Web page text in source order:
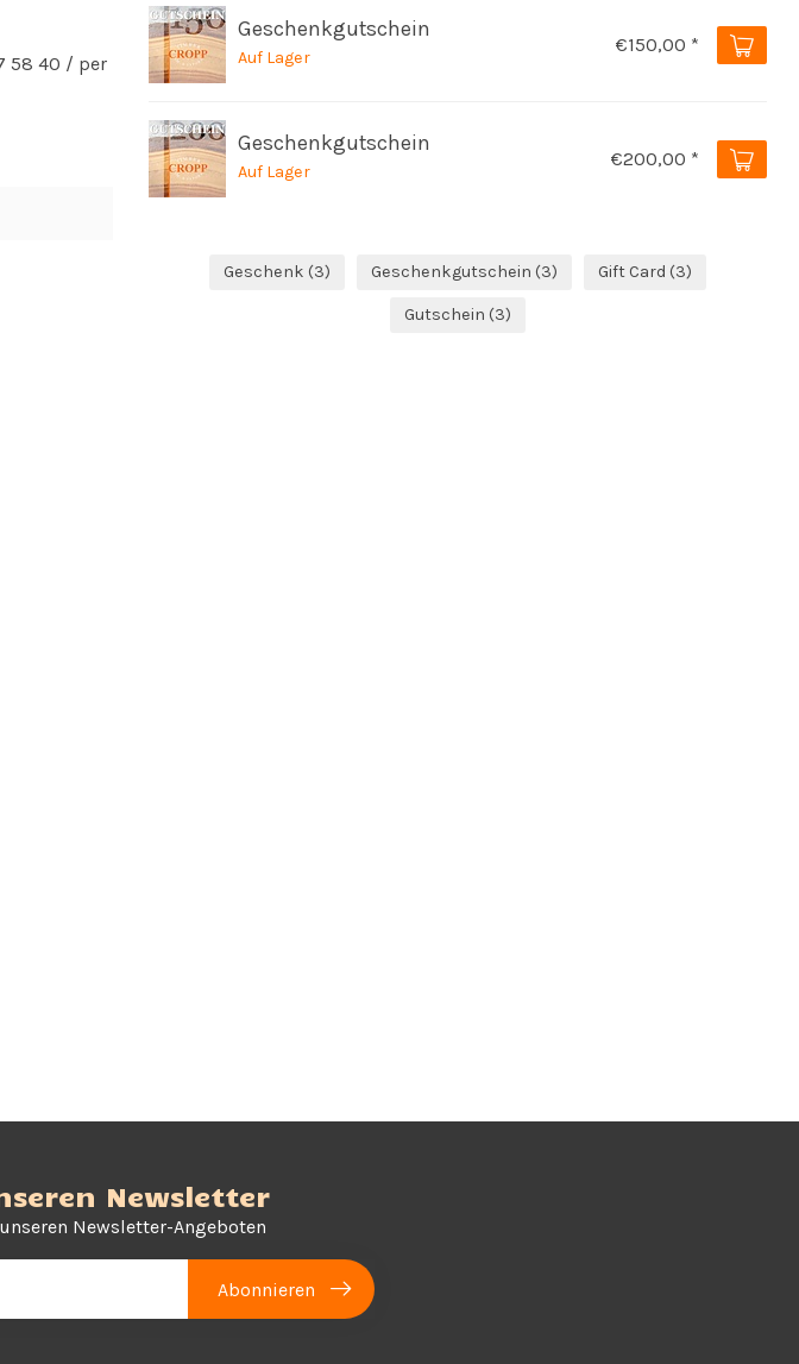
58 40 / per
Geschenkgutschein
Auf Lager
€150,00 *
Geschenkgutschein
Auf Lager
€200,00 *
Geschenk (3) Geschenkgutschein (3) Gift Card (3)
Gutschein (3)
Newsletter
Newsletter-Angeboten
Abonnieren